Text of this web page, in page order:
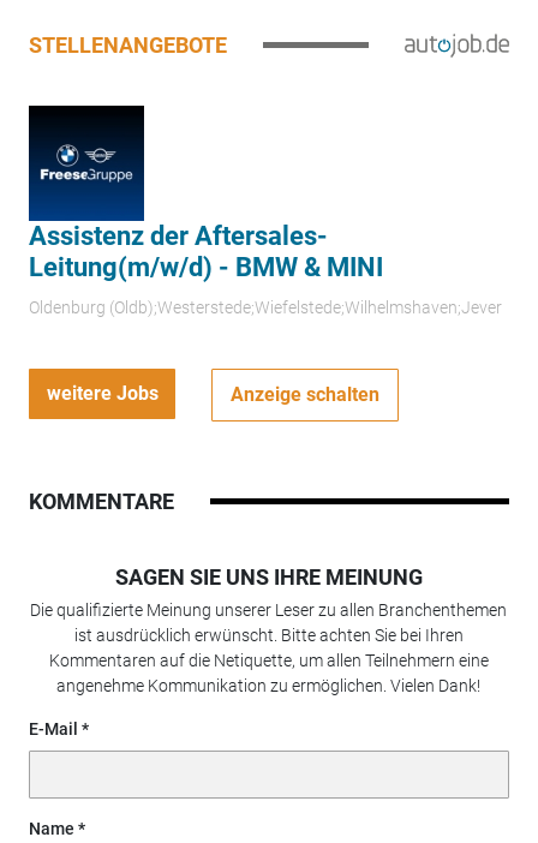
STELLENANGEBOTE
Assistenz der Aftersales-
Leitung(m/w/d) - BMW & MINI
Oldenburg (Oldb);Westerstede;Wiefelstede;Wilhelmshaven;Jever
weitere Jobs Anzeige schalten
KOMMENTARE
SAGEN SIE UNS IHRE MEINUNG
Die qualifizierte Meinung unserer Leser zu allen Branchenthemen
ist ausdrücklich erwünscht. Bitte achten Sie bei Ihren
Kommentaren auf die Netiquette, um allen Teilnehmern eine
angenehme Kommunikation zu ermöglichen. Vielen Dank!
E-Mail
Name